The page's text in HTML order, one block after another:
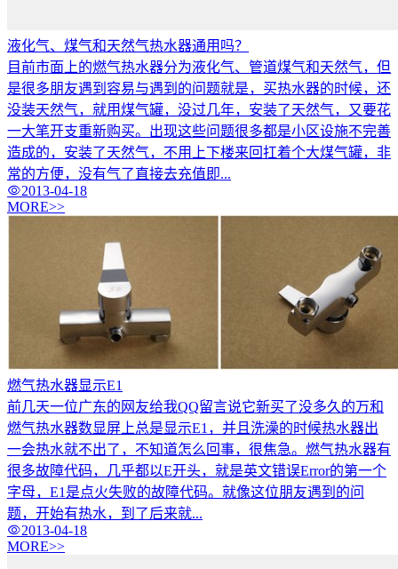
液化气、煤气和天然气热水器通用吗？
目前市面上的燃气热水器分为液化气、管道煤气和天然气，但
是很多朋友遇到容易与遇到的问题就是，买热水器的时候，还
没装天然气，就用煤气罐，没过几年，安装了天然气，又要花
一大笔开支重新购买。出现这些问题很多都是小区设施不完善
造成的，安装了天然气，不用上下楼来回扛着个大煤气罐，非
常的方便，没有气了直接去充值即...
2013-04-18
MORE>>
燃气热水器显示E1
前几天一位广东的网友给我QQ留言说它新买了没多久的万和
燃气热水器数显屏上总是显示E1，并且洗澡的时候热水器出
一会热水就不出了，不知道怎么回事，很焦急。燃气热水器有
很多故障代码，几乎都以E开头，就是英文错误Error的第一个
字母，E1是点火失败的故障代码。就像这位朋友遇到的问
题，开始有热水，到了后来就...
2013-04-18
MORE>>